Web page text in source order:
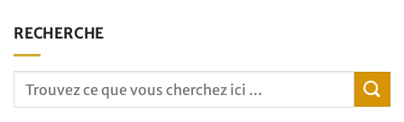
RECHERCHE